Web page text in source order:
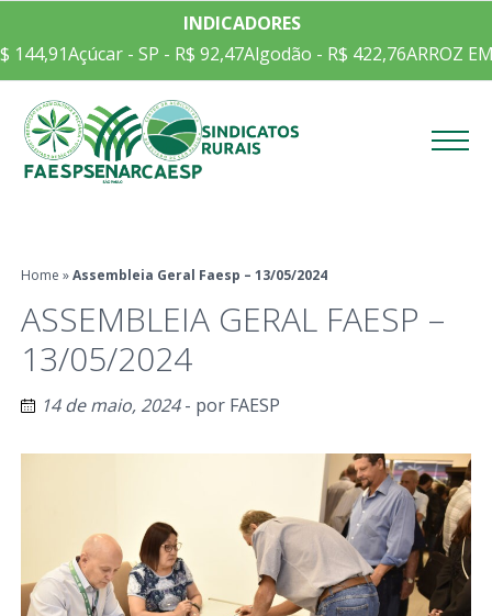
INDICADORES
- SP - R$ 92,47 Algodão - R$ 422,76 ARROZ EM CASCA
Home »Assembleia Geral Faesp – 13/05/2024
ASSEMBLEIA GERAL FAESP –
13/05/2024
14 de maio, 2024- por FAESP